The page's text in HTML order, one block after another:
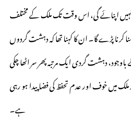
اپنائے گی، اس وقت تک ملک کے مختلف
کرنا پڑے گا۔ ان کا کہنا تھا کہ دہشت گردوں
دہشت گردی ایک مرتبہ پھر سر اٹھا چکی
خوف اور عدم تحفظ کی فضا پیدا ہو رہی
ہے۔